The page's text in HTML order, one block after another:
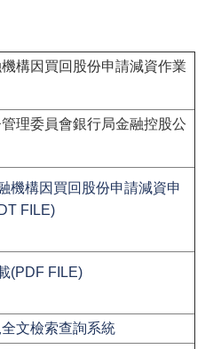
構因買回股份申請減資作業
理委員會銀行局金融控股公
機構因買回股份申請減資申
FILE)
(PDF FILE)
文檢索查詢系統